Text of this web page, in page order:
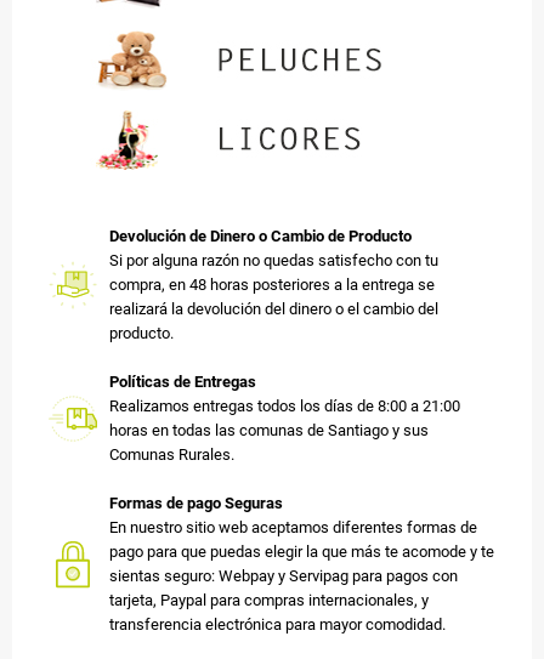
Devolución de Dinero o Cambio de Producto
Si por alguna razón no quedas satisfecho con tu
compra, en 48 horas posteriores a la entrega se
realizará la devolución del dinero o el cambio del
producto.
Políticas de Entregas
Realizamos entregas todos los días de 8:00 a 21:00
horas en todas las comunas de Santiago y sus
Comunas Rurales.
Formas de pago Seguras
En nuestro sitio web aceptamos diferentes formas de
pago para que puedas elegir la que más te acomode y te
sientas seguro: Webpay y Servipag para pagos con
tarjeta, Paypal para compras internacionales, y
transferencia electrónica para mayor comodidad.